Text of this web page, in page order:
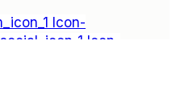
Icon-
Icon-